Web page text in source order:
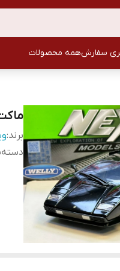
سفارشهمه محصولات
برند: